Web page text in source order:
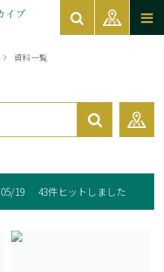
資料一覧
19 43件ヒットしました